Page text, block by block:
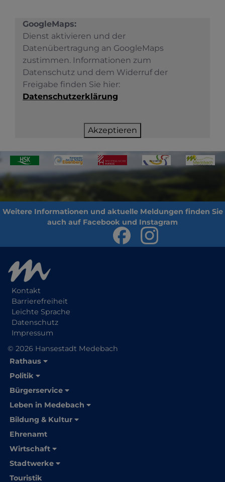
GoogleMaps:
Dienst aktivieren und der
Datenübertragung an GoogleMaps
zustimmen. Informationen zum
Datenschutz und dem Widerruf der
Freigabe finden Sie hier:
Datenschutzerklärung
Akzeptieren
Kontakt
Barrierefreiheit
Leichte Sprache
Datenschutz
Impressum
© 2026 Hansestadt Medebach
Rathaus
Politik
Bürgerservice
Leben in Medebach
Bildung & Kultur
Ehrenamt
Wirtschaft
Stadtwerke
Touristik